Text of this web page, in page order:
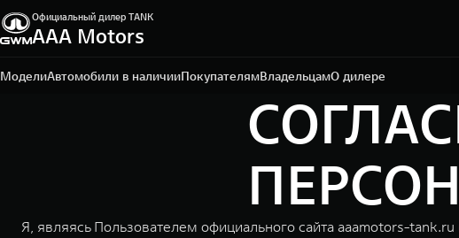
Официальный дилер TANK
ААА Motors
МоделиАвтомобили в наличииПокупателямВладельцамО дилере
Ростов-на-Дону, проспект Театральный, д. 60 Е
+7 (863) 219-90-01
Я, являясь Пользователем официального сайта aaamotors-tank.ru